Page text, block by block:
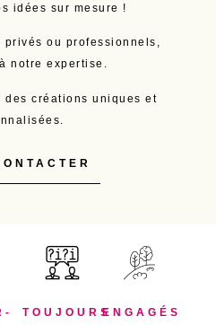
idées sur mesure !
privés ou professionnels,
notre expertise.
des créations uniques et
TOUJOURSENGAGÉS